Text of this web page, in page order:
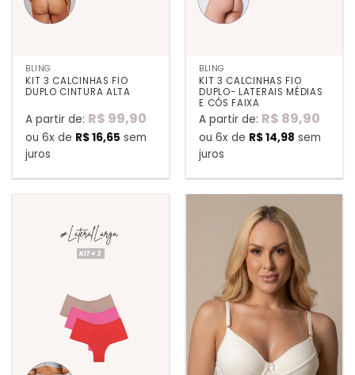
BLING
KIT 3 CALCINHAS FIO
DUPLO CINTURA ALTA
A partir de: R$ 99,90
ou 6x de R$16,65 sem
juros
BLING
KIT 3 CALCINHAS FIO
DUPLO- LATERAIS MÉDIAS
E CÓS FAIXA
A partir de: R$ 89,90
ou 6x de R$14,98 sem
juros